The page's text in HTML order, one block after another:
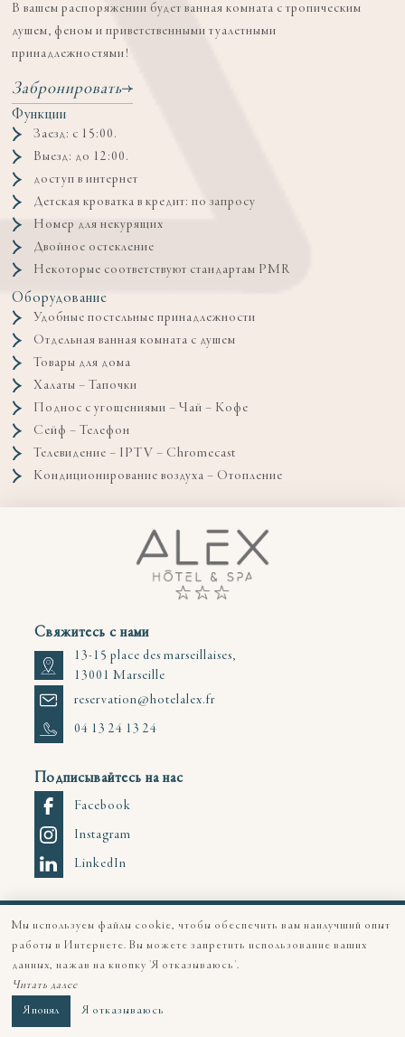
В вашем распоряжении будет ванная комната с тропическим
душем, феном и приветственными туалетными
принадлежностями!
Забронировать
Функции
Заезд: с 15:00.
Выезд: до 12:00.
доступ в интернет
Детская кроватка в кредит: по запросу
Номер для некурящих
Двойное остекление
Некоторые соответствуют стандартам PMR
Оборудование
Удобные постельные принадлежности
Отдельная ванная комната с душем
Товары для дома
Халаты – Тапочки
Поднос с угощениями – Чай – Кофе
Сейф – Телефон
Телевидение – IPTV – Chromecast
Кондиционирование воздуха – Отопление
Свяжитесь с нами
13-15 place des marseillaises,
13001 Marseille
reservation@hotelalex.fr
04 13 24 13 24
Подписывайтесь на нас
Facebook
Instagram
LinkedIn
© 2026 Все права защищены | Alex Hôtel |Юридическое уведомление
|Карта сайта
Мы используем файлы cookie, чтобы обеспечить вам наилучший опыт
работы в Интернете. Вы можете запретить использование ваших
данных, нажав на кнопку 'Я отказываюсь'.
Читать далее
Я понял Я отказываюсь